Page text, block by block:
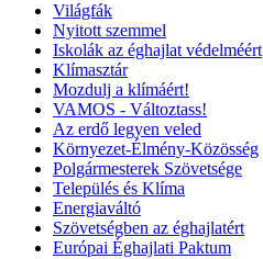
Világfák
Nyitott szemmel
Iskolák az éghajlat védelméért
Klímasztár
Mozdulj a klímáért!
VAMOS - Változtass!
Az erdő legyen veled
Környezet-Élmény-Közösség
Polgármesterek Szövetsége
Település és Klíma
Energiaváltó
Szövetségben az éghajlatért
Európai Éghajlati Paktum